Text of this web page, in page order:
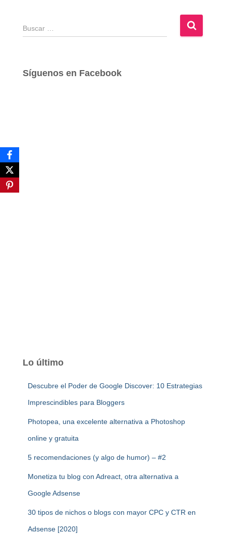
B
u
a
Síguenos en Facebook
Lo último
Descubre el Poder de Google Discover: 10 Estrategias
Imprescindibles para Bloggers
Photopea, una excelente alternativa a Photoshop
online y gratuita
5 recomendaciones (y algo de humor) – #2
Monetiza tu blog con Adreact, otra alternativa a
Google Adsense
30 tipos de nichos o blogs con mayor CPC y CTR en
Adsense [2020]